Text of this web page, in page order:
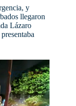
y
llegaron
Lázaro